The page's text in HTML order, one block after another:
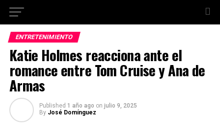
ENTRETENIMIENTO
Katie Holmes reacciona ante el
romance entre Tom Cruise y Ana de
Armas
Published 1 año ago on julio 9, 2025
By José Domínguez